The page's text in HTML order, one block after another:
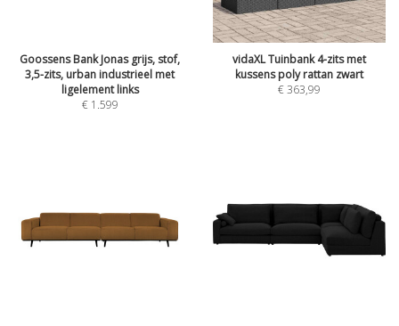
Goossens Bank Jonas grijs, stof,
3,5-zits, urban industrieel met
ligelement links
€ 1.599
vidaXL Tuinbank 4-zits met
kussens poly rattan zwart
€363,99